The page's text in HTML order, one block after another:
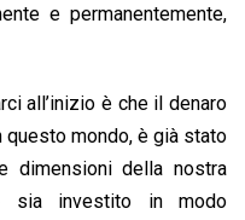
e permanentemente,
all’inizio è che il denaro
questo mondo, è già stato
dimensioni della nostra
sia investito in modo